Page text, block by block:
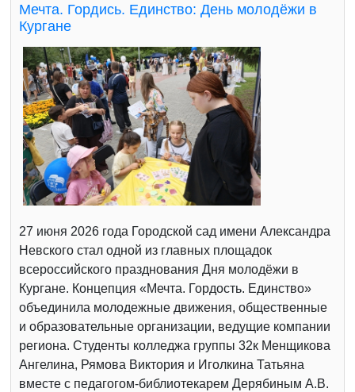
Мечта. Гордись. Единство: День молодёжи в
Кургане
27 июня 2026 года Городской сад имени Александра
Невского стал одной из главных площадок
всероссийского празднования Дня молодёжи в
Кургане. Концепция «Мечта. Гордость. Единство»
объединила молодежные движения, общественные
и образовательные организации, ведущие компании
региона. Студенты колледжа группы 32к Менщикова
Ангелина, Рямова Виктория и Иголкина Татьяна
вместе с педагогом-библиотекарем Дерябиным А.В.